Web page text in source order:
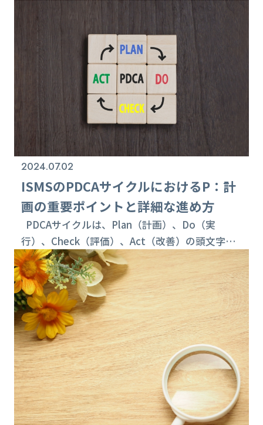
の鍵となる要素です。PDCA（Plan-Do-Check-
Act）サイクルは、情報セキュリティマネジメン
トの続けられる改善を促進するための基本的なフ
レームワークとして広く認識されています。本記
事では、その中でも特に「チェック（C）」
フェーズに焦点を当て、重要ポイントと進め方に
ついて詳細に述べます。 1. チェッ...
2024.07.02
ISMSのPDCAサイクルにおけるP：計
画の重要ポイントと詳細な進め方
PDCAサイクルは、Plan（計画）、Do（実
行）、Check（評価）、Act（改善）の頭文字を
取った略称で、組織が継続的に改善を図るための
フレームワークです。セキュリティマネジメント
システム（ISMS）においても、PDCAサイクルは
重要な役割を果たします。 その中でも、
P（Plan：計画）は、情報セキュリティリスクを
低減し、情報セキュリティ目標を達成するための
土台となる重要なフェー...